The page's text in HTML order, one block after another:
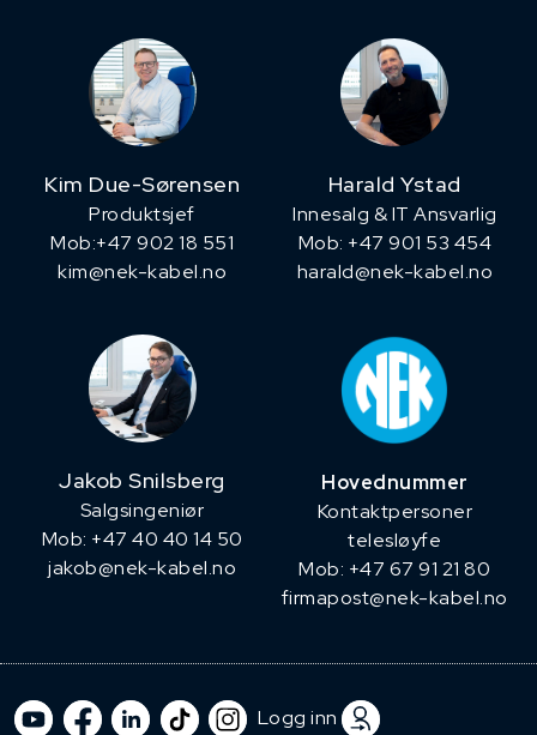
Kim Due-Sørensen
Produktsjef
​Mob:+47 902 18 551
kim@nek-kabel.no
Harald Ystad
Innesalg & IT Ansvarlig
Mob: +47 901 53 454
harald@nek-kabel.no
Jakob Snilsberg
​Salgsingeniør
Mob: +47 40 40 14 50
jakob@nek-kabel.no
Hovednummer
Kontaktpersoner
telesløyfe
Mob: +47 67 91 21 80
firmapost@nek-kabel.no
Logg inn